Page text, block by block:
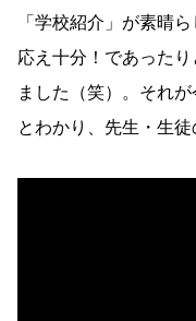
「学校紹介」が素晴
応え十分！であった
ました（笑）。それ
とわかり、先生・生徒